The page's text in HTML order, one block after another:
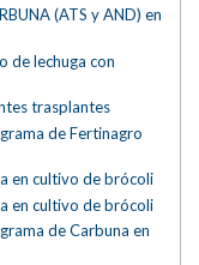
(ATS y AND) en
de lechuga con
trasplantes
de Fertinagro
en cultivo de brócoli
en cultivo de brócoli
de Carbuna en